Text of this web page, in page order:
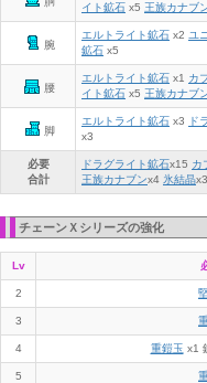
イト鉱石 x5 王族カナブ
腕
エルトライト鉱石 x2 ユ
鉱石 x5
腰
エルトライト鉱石 x1 カ
イト鉱石 x5 王族カナブ
脚
エルトライト鉱石 x3 ド
x3
必要
合計
ドラグライト鉱石x15 カ
王族カナブンx4 氷結晶x3
チェーンＸシリーズの強化
Lv
2
3
4 重鎧玉 x1
5